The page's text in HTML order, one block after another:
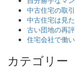
中古住宅の取
中古住宅は見
古い団地の再
住宅会社で働
カテゴリー